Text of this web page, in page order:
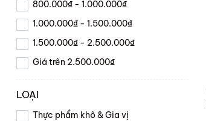
800.000₫ - 1.000.000₫
1.000.000₫ - 1.500.000₫
1.500.000₫ - 2.500.000₫
Giá trên 2.500.000₫
LOẠI
Thực phẩm khô & Gia vị